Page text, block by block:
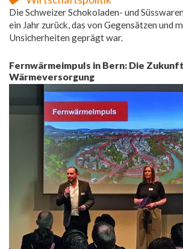
Die Schweizer Schokoladen- und
ein Jahr zurück, das von Gegensätzen und
Unsicherheiten geprägt war.
Fernwärmeimpuls in Bern: Die
Wärmeversorgung